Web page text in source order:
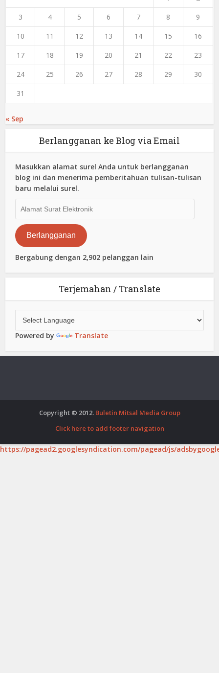
3 4 5 6 7 8 9
10 11 12 13 14 15 16
17 18 19 20 21 22 23
24 25 26 27 28 29 30
31
« Sep
Berlangganan ke Blog via Email
Masukkan alamat surel Anda untuk berlangganan
blog ini dan menerima pemberitahuan tulisan-tulisan
baru melalui surel.
Surat
Elektronik
Berlangganan
Bergabung dengan 2,902 pelanggan lain
Terjemahan / Translate
Powered by Translate
Copyright © 2012. Buletin Mitsal Media Group
Click here to add footer navigation
https://pagead2.googlesyndication.com/pagead/js/